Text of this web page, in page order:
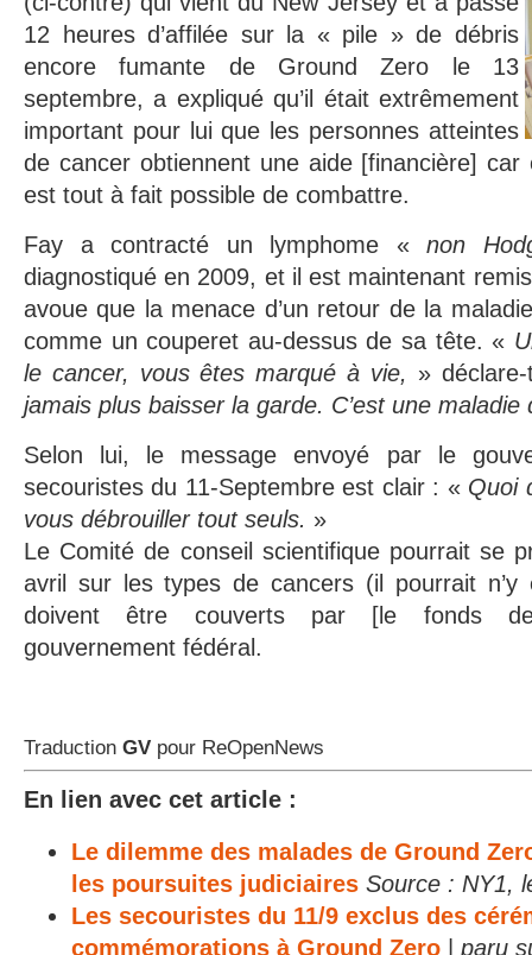
12 heures d’affilée sur la « pile » de débris
encore fumante de Ground Zero le 13
septembre, a expliqué qu’il était extrêmement
important pour lui que les personnes atteintes
de cancer obtiennent une aide [financière] car
est tout à fait possible de combattre.
Fay a contracté un lymphome «non
diagnostiqué en 2009, et il est maintenant
avoue que la menace d’un retour de la
comme un couperet au-dessus de sa tête. «
le cancer, vous êtes marqué à vie, »
jamais plus baisser la garde. C’est une maladie
Selon lui, le message envoyé par le
secouristes du 11-Septembre est clair : « Quoi
vous débrouiller tout seuls. »
Le Comité de conseil scientifique pourrait se
avril sur les types de cancers (il pourrait
doivent être couverts par [le fonds de
gouvernement fédéral.
Traduction GV pour ReOpenNews
En lien avec cet article :
Le dilemme des malades de Ground
les poursuites judiciaires Source : NY1,
Les secouristes du 11/9 exclus des
commémorations à Ground Zero
paru